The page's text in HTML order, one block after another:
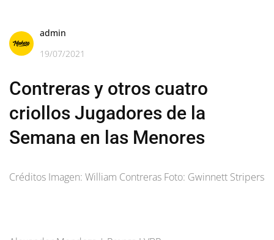
admin
19/07/2021
Contreras y otros cuatro
criollos Jugadores de la
Semana en las Menores
Créditos Imagen: William Contreras Foto: Gwinnett Stripers